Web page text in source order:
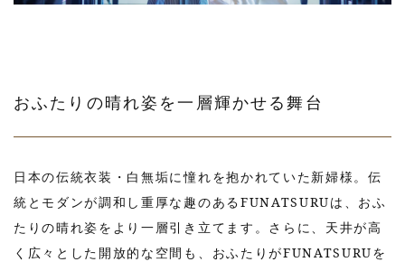
おふたりの晴れ姿を一層輝かせる舞台
日本の伝統衣装・白無垢に憧れを抱かれていた新婦様。伝
統とモダンが調和し重厚な趣のあるFUNATSURUは、おふ
たりの晴れ姿をより一層引き立てます。さらに、天井が高
く広々とした開放的な空間も、おふたりがFUNATSURUを